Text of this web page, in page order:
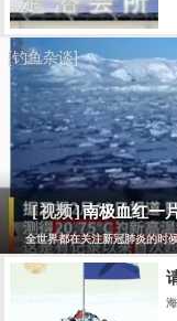
染。 图片 其次，钓
统
[钓鱼杂谈]
[视频]南极血红一
全世界都在关注新冠肺炎的时